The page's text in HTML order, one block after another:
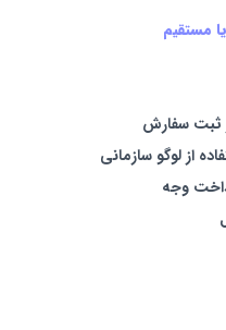
مستقیم
ثبت سفارش
از لوگو سازمانی
وجه